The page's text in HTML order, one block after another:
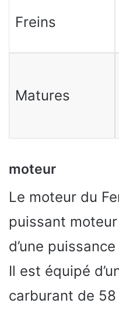
Freins
Matures
moteur
Le moteur du
puissant
d’une
Il est équipé
carburant de